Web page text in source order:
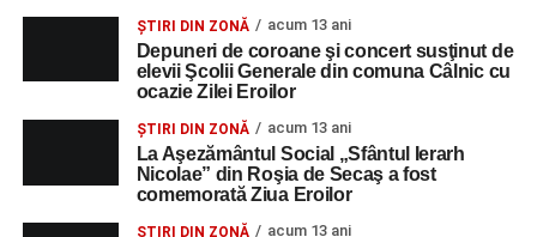
ȘTIRI DIN ZONĂ acum 13 ani
Depuneri de coroane şi concert susţinut de
elevii Şcolii Generale din comuna Câlnic cu
ocazie Zilei Eroilor
ȘTIRI DIN ZONĂ acum 13 ani
La Aşezământul Social „Sfântul Ierarh
Nicolae” din Roşia de Secaş a fost
comemorată Ziua Eroilor
ȘTIRI DIN ZONĂ acum 13 ani